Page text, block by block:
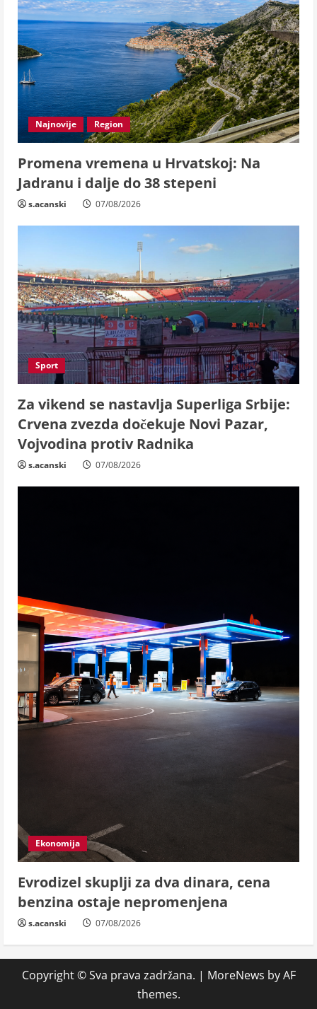
Najnovije Region
Promena vremena u Hrvatskoj: Na
Jadranu i dalje do 38 stepeni
s.acanski 07/08/2026
Sport
Za vikend se nastavlja Superliga Srbije:
Crvena zvezda dočekuje Novi Pazar,
Vojvodina protiv Radnika
s.acanski 07/08/2026
Ekonomija
Evrodizel skuplji za dva dinara, cena
benzina ostaje nepromenjena
s.acanski 07/08/2026
Copyright © Sva prava zadržana. | MoreNews by AF
themes.